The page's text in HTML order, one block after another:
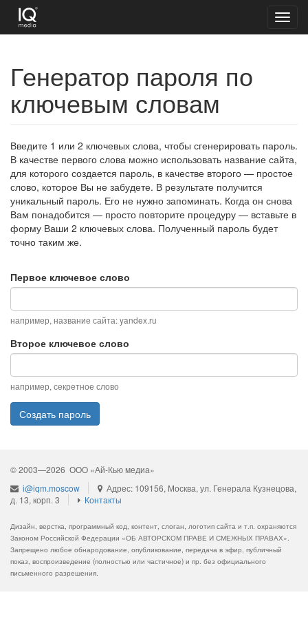
Генератор пароля по
ключевым словам
Введите 1 или 2 ключевых слова, чтобы сгенерировать пароль.
В качестве первого слова можно использовать название сайта,
для которого создается пароль, в качестве второго — простое
слово, которое Вы не забудете. В результате получится
уникальный пароль. Его не нужно запоминать. Когда он снова
Вам понадобится — просто повторите процедуру — вставьте в
форму Ваши 2 ключевых слова. Полученный пароль будет
точно таким же.
Первое ключевое слово
например, название сайта: yandex.ru
Второе ключевое слово
например, секретное слово
Создать пароль
© 2003—2026 ООО «Ай-Кью медиа»
i@iqm.moscow
Адрес: 109156, Москва, ул. Генерала Кузнецова,
д. 13, корп. 3
Контакты
Дизайн, верстка, программный код, контент, слоган, логотип сайта и т.п. охраняются
Законом Российской Федерации «ОБ АВТОРСКОМ ПРАВЕ И СМЕЖНЫХ ПРАВАХ».
Запрещено любое обнародование, опубликование, передача в эфир, публичный
показ, воспроизведение (полностью или частичное) и пр. без официального
письменного разрешения.